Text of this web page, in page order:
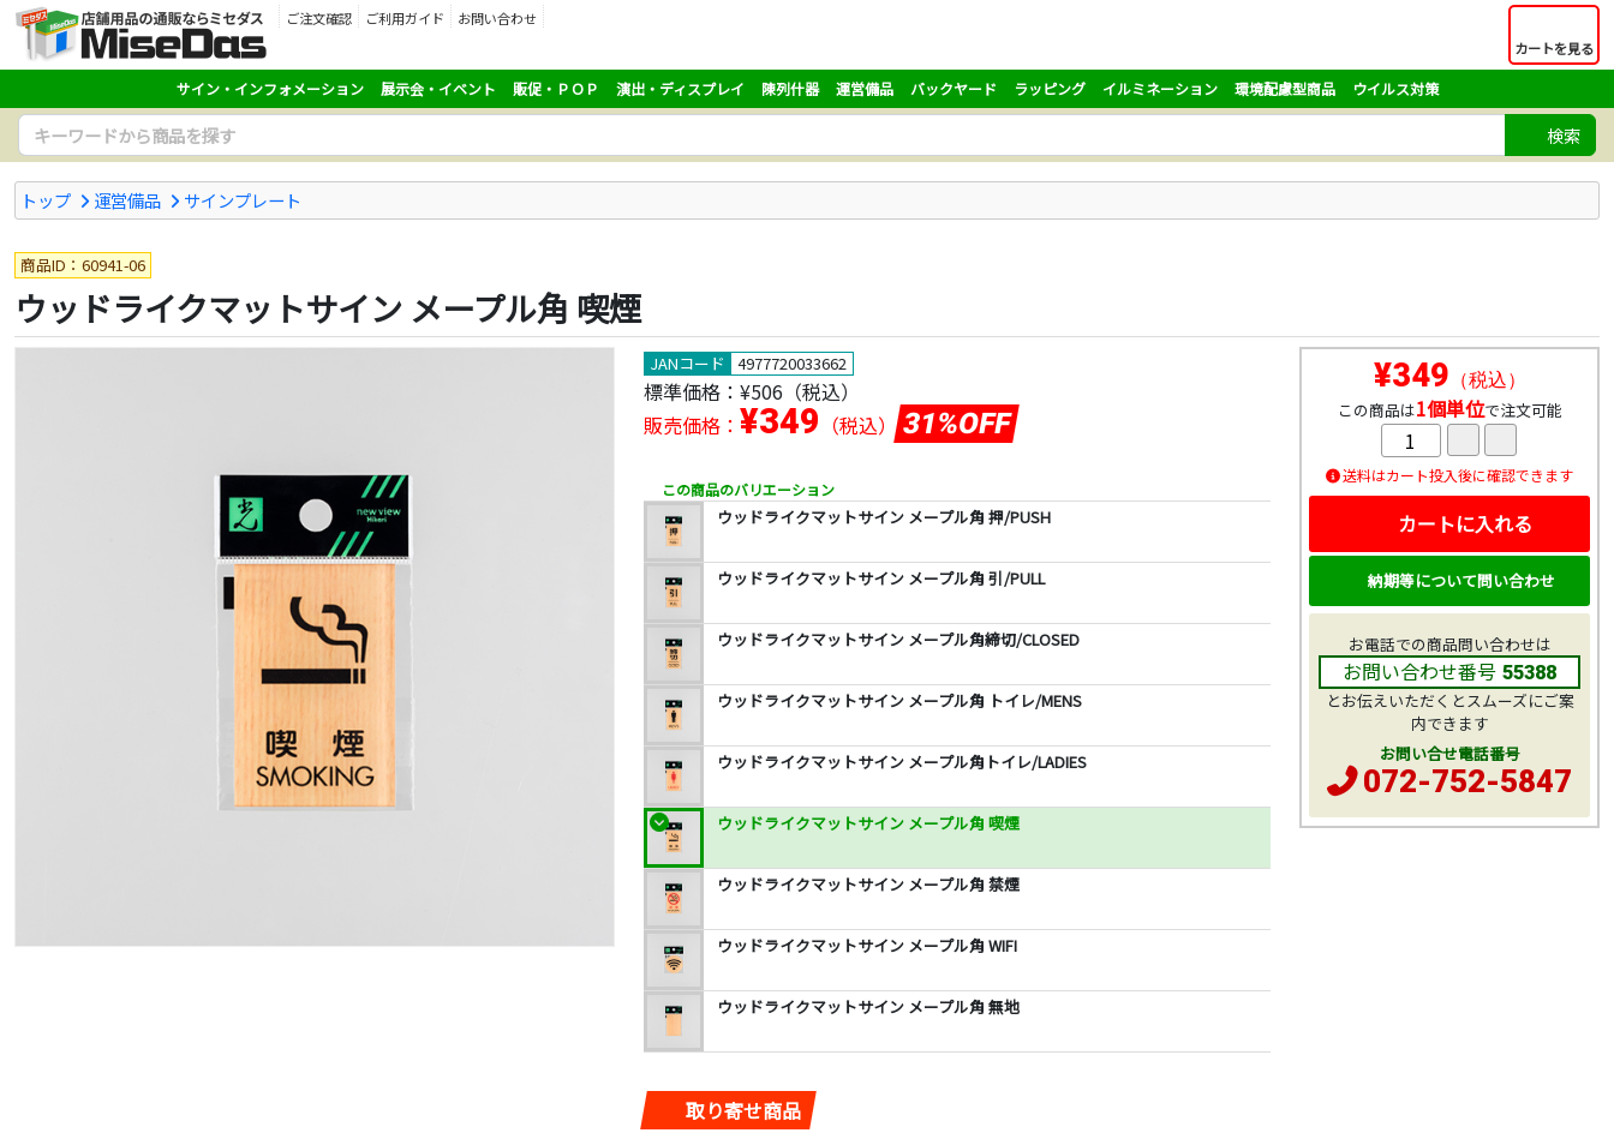
ご注文確認 ご利用ガイド
お問い合わせ
カートを見る
サイン・インフォメーション 展示会・イベント 販促・ＰＯＰ 演出・ディスプレイ 陳列什器 運営備品 バックヤード ラッピング イルミネーション 環境配慮型商品 ウイルス対策
検索
トップ 運営備品 サインプレート
商品ID：60941-06
ウッドライクマットサイン メープル角 喫煙
JANコード 4977720033662
標準価格： ¥506 （税込）
販売価格： ¥349 （税込） 31%OFF
この商品のバリエーション
ウッドライクマットサイン メープル角 押/PUSH
ウッドライクマットサイン メープル角 引/PULL
ウッドライクマットサイン メープル角締切/CLOSED
ウッドライクマットサイン メープル角 トイレ/MENS
ウッドライクマットサイン メープル角トイレ/LADIES
ウッドライクマットサイン メープル角 喫煙
ウッドライクマットサイン メープル角 禁煙
ウッドライクマットサイン メープル角 WIFI
ウッドライクマットサイン メープル角 無地
取り寄せ商品
¥349 （税込）
この商品は1個単位で注文可能
送料はカート投入後に確認できます
カートに入れる
納期等について問い合わせ
お電話での商品問い合わせは
お問い合わせ番号 55388
とお伝えいただくとスムーズにご案
内できます
お問い合せ電話番号
072-752-5847